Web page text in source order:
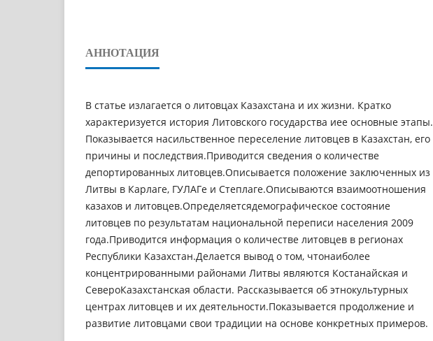
АННОТАЦИЯ
В статье излагается о литовцах Казахстана и их жизни. Кратко
характеризуется история Литовского государства иее основные этапы.
Показывается насильственное переселение литовцев в Казахстан, его
причины и последствия.Приводится сведения о количестве
депортированных литовцев.Описывается положение заключенных из
Литвы в Карлаге, ГУЛАГе и Степлаге.Описываются взаимоотношения
казахов и литовцев.Определяетсядемографическое состояние
литовцев по результатам национальной переписи населения 2009
года.Приводится информация о количестве литовцев в регионах
Республики Казахстан.Делается вывод о том, чтонаиболее
концентрированными районами Литвы являются Костанайская и
СевероКазахстанская области. Рассказывается об этнокультурных
центрах литовцев и их деятельности.Показывается продолжение и
развитие литовцами свои традиции на основе конкретных примеров.